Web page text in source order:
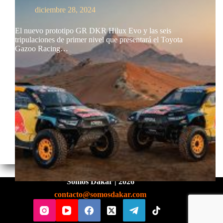
diciembre 28, 2024
El nuevo prototipo GR DKR Hilux Evo y las seis
tripulaciones de primer nivel que presentará el Toyota
Gazoo Racing…
Somos Dakar | 2026
contacto@somosdakar.com